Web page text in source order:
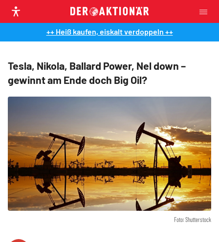
++ Heiß kaufen, eiskalt verdoppeln ++
Tesla, Nikola, Ballard Power, Nel down –
gewinnt am Ende doch Big Oil?
Foto: Shutterstock